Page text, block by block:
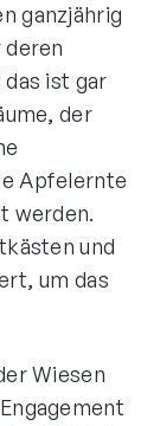
ganzjährig
ist gar
der
Apfelernte
werden.
und
um das
Wiesen